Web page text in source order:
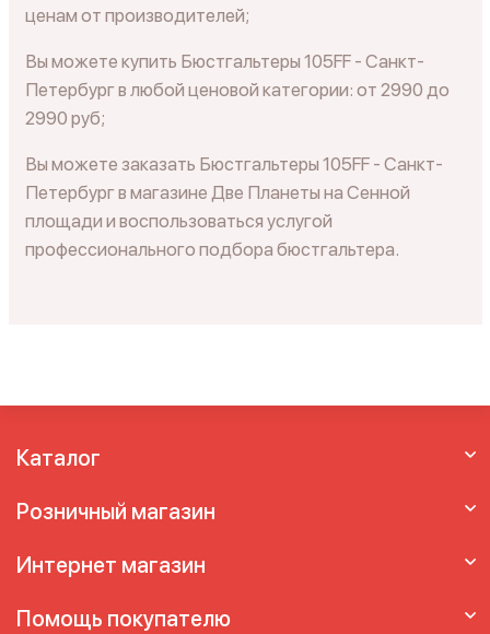
ценам от производителей;
Вы можете купить Бюстгальтеры 105FF - Санкт-
Петербург в любой ценовой категории: от 2990 до
2990 руб;
Вы можете заказать Бюстгальтеры 105FF - Санкт-
Петербург в магазине Две Планеты на Сенной
площади и воспользоваться услугой
профессионального подбора бюстгальтера.
Каталог
Розничный магазин
Интернет магазин
Помощь покупателю